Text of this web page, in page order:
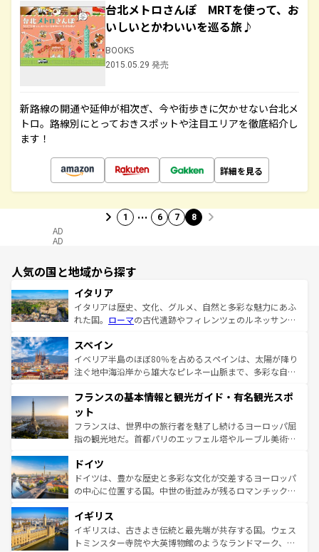
台北メトロさんぽ MRTを使って、お
いしいとかわいいを巡る旅♪
BOOKS
2015.05.29 発売
新路線の開通や延伸が相次ぎ、今や街歩きに欠かせない台北メ
トロ。路線別にとっておきスポットや注目エリアを徹底紹介し
ます！
詳細を見る
1 … 6 7 8
AD
AD
人気の国と地域から探す
イタリア
イタリアは歴史、文化、グルメ、自然と多彩な魅力にあふ
れた国。 ローマの古代遺跡やフィレンツェのルネッサンス
ろん、トスカーナの美しい田園風景やアマルフィ海岸の絶
景など、自然景観も見逃せない。観光の合間には、本場の
ピザやパスタなど、絶品のイタリア料理を堪能することも
ませてくれるイタリアで、忘れられない旅をしてみよう！
なお、新着のイタリア情報は
しい。
スペイン
イベリア半島のほぼ80％を占めるスペインは、太陽が降り
注ぐ地中海沿岸から雄大なピレネー山脈まで、多彩な自然
文化が根付くこの国では、情熱的なフラメンコ、熱気あふ
れる闘牛、そして美味しいタパスが生活の一部となってい
る。首都マドリードの洗練された雰囲気や、バルセロナの
アートに溢れた街角から、地方では古代ローマ遺跡や中世
せる。地方によって風土や気候が異なるスペインはその個
性で訪れる人を魅了する。 なお、新着のスペイン情報は コ
ンテンツ一覧を参照してほしい。
フランスの基本情報と観光ガイド・有名観光スポ
ット
フランスは、世界中の旅行者を魅了し続けるヨーロッパ屈
指の観光地だ。首都パリのエッフェル塔やルーブル美術館
で、幅広い魅力が詰まっている。華麗な宮殿、歴史的な大
聖堂、美しいビーチ、そして豊かな自然が、訪れる者を心
から魅了する。また、フランスは美食の国としても知ら
いる。シャンパンの発祥地であるランス、プロヴァンスの
香り高いラベンダー畑など、多彩な楽しみ方が可能だ。さ
らに、パリ以外の地域にも魅力が溢れており、どの街角に
ドイツ
ドイツは、豊かな歴史と多彩な文化が交差するヨーロッパ
の中心に位置する国。中世の街並みが残るロマンチック街
顔を持つこの国は、どこを歩いても飽きることがない。ベ
ルリンの文化的活気、バイエルン州のアルプスの絶景、そ
してライン川沿いのワイン畑といった風景は必見。ビール
イギリス
イギリスは、古きよき伝統と最先端が共存する国。ウェス
トミンスター寺院や大英博物館のようなランドマーク、歴